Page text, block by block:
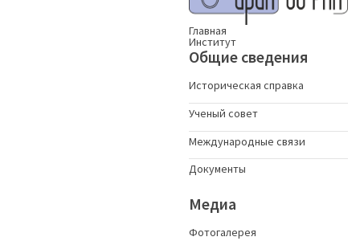
Главная
Институт
Общие сведения
Историческая справка
Ученый совет
Международные связи
Документы
Медиа
Фотогалерея